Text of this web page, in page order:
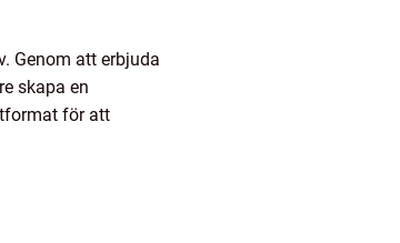
Genom att erbjuda
skapa en
för att